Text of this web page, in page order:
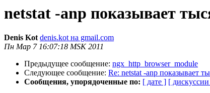
netstat -anp показывает
Denis Kot denis.kot на gmail.com
Пн Мар 7 16:07:18 MSK 2011
Предыдущее сообщение: ngx_http_browser_module
Следующее сообщение: Re: netstat -anp показывает
Сообщения, упорядоченные по: [ дате ] [